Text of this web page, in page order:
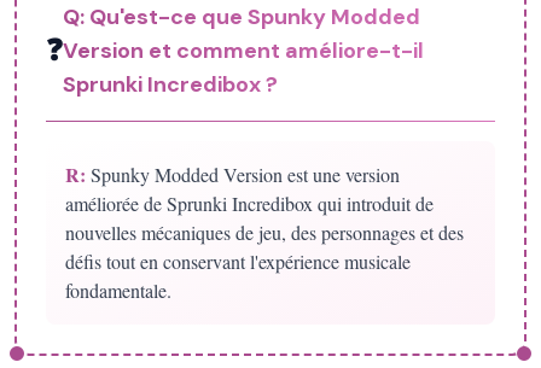
❓
Q: Qu'est-ce que Spunky Modded
Version et comment améliore-t-il
Sprunki Incredibox ?
R: Spunky Modded Version est une version
améliorée de Sprunki Incredibox qui introduit de
nouvelles mécaniques de jeu, des personnages et des
défis tout en conservant l'expérience musicale
fondamentale.